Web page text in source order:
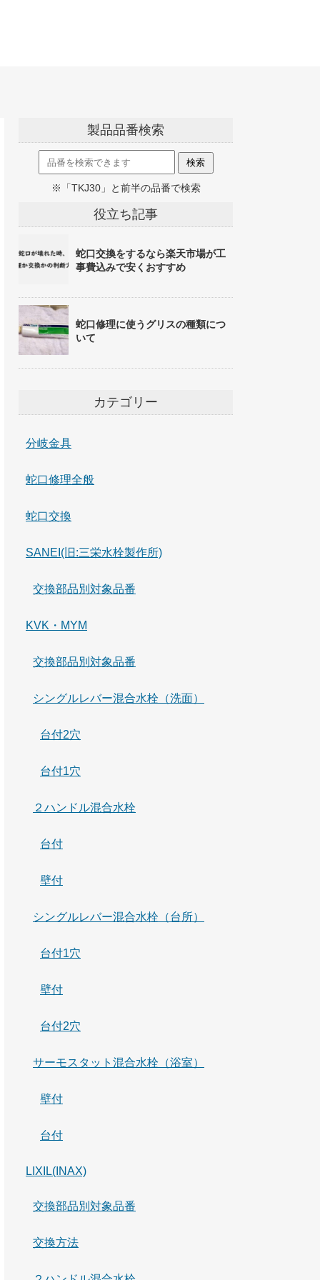
製品品番検索
※「TKJ30」と前半の品番で検索
役立ち記事
蛇口交換をするなら楽天市場が工
事費込みで安くおすすめ
蛇口修理に使うグリスの種類につ
いて
カテゴリー
分岐金具
蛇口修理全般
蛇口交換
SANEI(旧:三栄水栓製作所)
交換部品別対象品番
KVK・MYM
交換部品別対象品番
シングルレバー混合水栓（洗面）
台付2穴
台付1穴
２ハンドル混合水栓
台付
壁付
シングルレバー混合水栓（台所）
台付1穴
壁付
台付2穴
サーモスタット混合水栓（浴室）
壁付
台付
LIXIL(INAX)
交換部品別対象品番
交換方法